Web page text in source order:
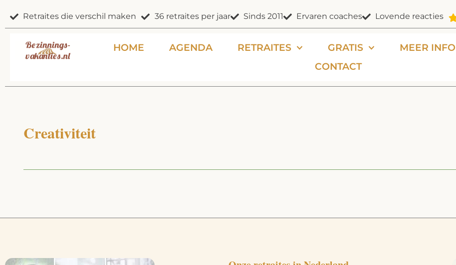
naar
de
inhoud
Retraites die verschil maken 36 retraites per jaar Sinds 2011 Ervaren coaches Lovende reacties
HOME AGENDA RETRAITES GRATIS MEER INFO
CONTACT
Creativiteit